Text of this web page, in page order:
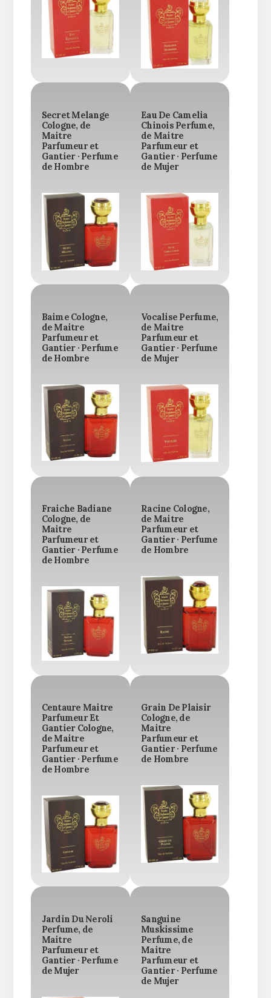
Secret Melange
Cologne, de
Maitre
Parfumeur et
Gantier · Perfume
de Hombre
Eau De Camelia
Chinois Perfume,
de Maitre
Parfumeur et
Gantier · Perfume
de Mujer
Baime Cologne,
de Maitre
Parfumeur et
Gantier · Perfume
de Hombre
Vocalise Perfume,
de Maitre
Parfumeur et
Gantier · Perfume
de Mujer
Fraiche Badiane
Cologne, de
Maitre
Parfumeur et
Gantier · Perfume
de Hombre
Racine Cologne,
de Maitre
Parfumeur et
Gantier · Perfume
de Hombre
Centaure Maitre
Parfumeur Et
Gantier Cologne,
de Maitre
Parfumeur et
Gantier · Perfume
de Hombre
Grain De Plaisir
Cologne, de
Maitre
Parfumeur et
Gantier · Perfume
de Hombre
Jardin Du Neroli
Perfume, de
Maitre
Parfumeur et
Gantier · Perfume
de Mujer
Sanguine
Muskissime
Perfume, de
Maitre
Parfumeur et
Gantier · Perfume
de Mujer